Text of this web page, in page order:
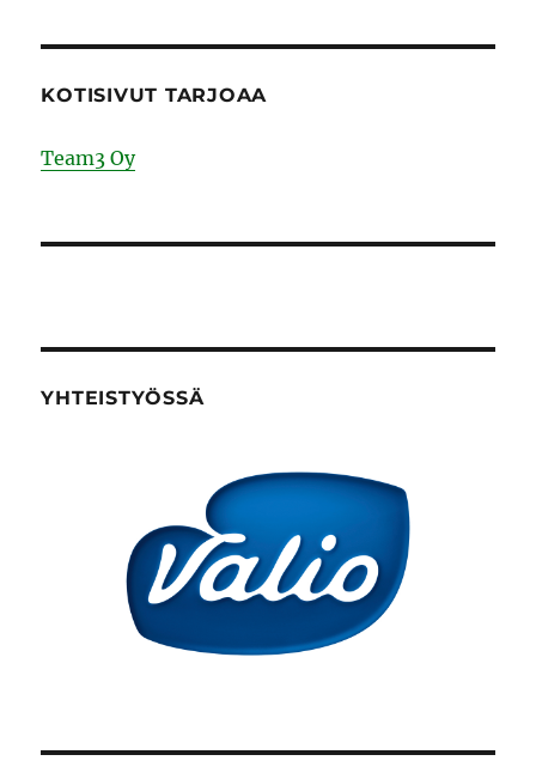
KOTISIVUT TARJOAA
Team3 Oy
YHTEISTYÖSSÄ